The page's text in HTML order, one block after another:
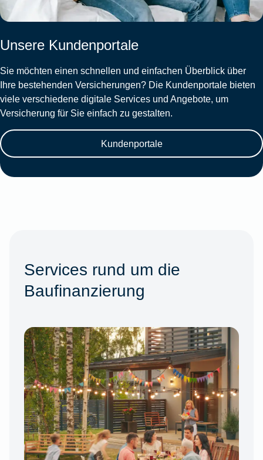
Unsere Kundenportale
Sie möchten einen schnellen und einfachen Überblick über
Ihre bestehenden Versicherungen? Die Kundenportale bieten
viele verschiedene digitale Services und Angebote, um
Versicherung für Sie einfach zu gestalten.
Kundenportale
Services rund um die
Baufinanzierung